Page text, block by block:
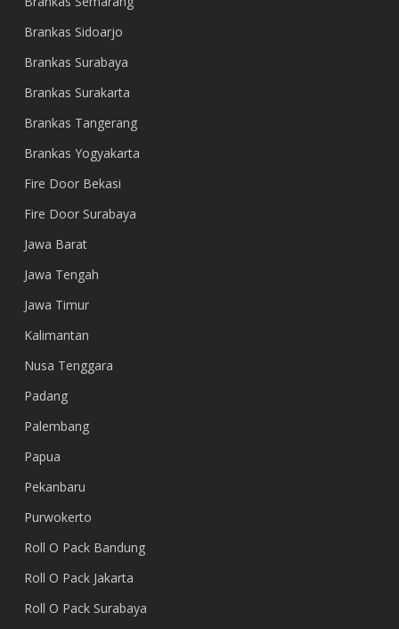
Brankas Sidoarjo
Brankas Surabaya
Brankas Surakarta
Brankas Tangerang
Brankas Yogyakarta
Fire Door Bekasi
Fire Door Surabaya
Jawa Barat
Jawa Tengah
Jawa Timur
Kalimantan
Nusa Tenggara
Padang
Palembang
Papua
Pekanbaru
Purwokerto
Roll O Pack Bandung
Roll O Pack Jakarta
Roll O Pack Surabaya